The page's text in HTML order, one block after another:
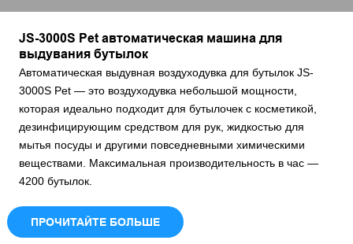
JS-3000S Pet автоматическая машина для
выдувания бутылок
Автоматическая выдувная воздуходувка для бутылок JS-
3000S Pet — это воздуходувка небольшой мощности,
которая идеально подходит для бутылочек с косметикой,
дезинфицирующим средством для рук, жидкостью для
мытья посуды и другими повседневными химическими
веществами. Максимальная производительность в час —
4200 бутылок.
ПРОЧИТАЙТЕ БОЛЬШЕ